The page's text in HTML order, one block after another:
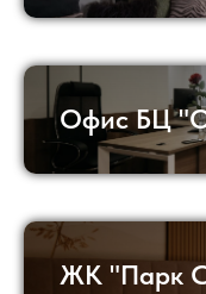
Офис БЦ
ЖК "Парк